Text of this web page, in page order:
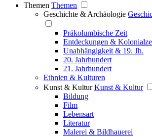
Themen Themen
Geschichte & Archäologie
Präkolumbische Zeit
Entdeckungen &
Unabhängigkeit & 19. Jh.
20. Jahrhundert
21. Jahrhundert
Ethnien & Kulturen
Kunst & Kultur Kunst & Kultur
Bildung
Film
Lebensart
Literatur
Malerei & Bildhauerei